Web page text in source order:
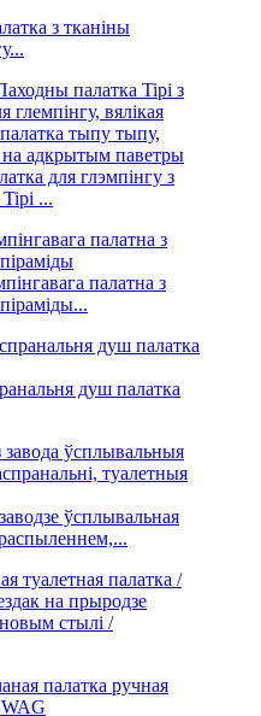
з тканіны
для глэмпінгу з
Tipi ...
палатна з
душ палатка
ўсплывальная
стылі /